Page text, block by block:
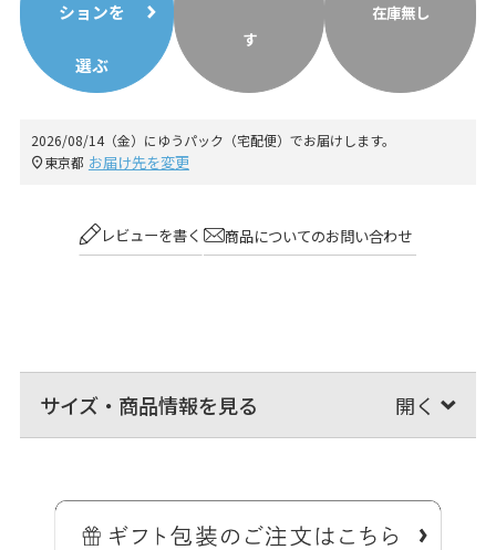
ションを
選ぶ
す
在庫無し
2026/08/14（金） に ゆうパック（宅配便） でお届けします。
東京都 お届け先を変更
レビューを書く 商品についてのお問い合わせ
サイズ・商品情報を見る
AYANOKOJIで大人気、大玉×大容量のショルダーバッグ。
大きく開いて中が見やすい、AYANOKOJIでロングセラーの大玉ショル